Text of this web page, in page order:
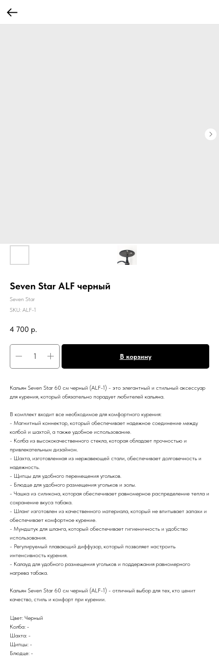
Seven Star ALF черный
Seven Star
SKU: АLF-1
4 700 р.
В корзину
Кальян Seven Star 60 см черный (ALF-1) - это элегантный и стильный аксессуар
для курения, который обязательно порадует любителей кальяна.
В комплект входит все необходимое для комфортного курения:
- Магнитный коннектор, который обеспечивает надежное соединение между
колбой и шахтой, а также удобное использование.
- Колба из высококачественного стекла, которая обладает прочностью и
привлекательным дизайном.
- Шахта, изготовленная из нержавеющей стали, обеспечивает долговечность и
надежность.
- Щипцы для удобного перемещения угольков.
- Блюдце для удобного размещения угольков и золы.
- Чашка из силикона, которая обеспечивает равномерное распределение тепла и
сохранение вкуса табака.
- Шланг изготовлен из качественного материала, который не впитывает запахи и
обеспечивает комфортное курение.
- Мундштук для шланга, который обеспечивает гигиеничность и удобство
использования.
- Регулируемый плавающий диффузор, который позволяет настроить
интенсивность курения.
- Калауд для удобного размещения угольков и поддержания равномерного
нагрева табака.
Кальян Seven Star 60 см черный (ALF-1) - отличный выбор для тех, кто ценит
качество, стиль и комфорт при курении.
Цвет: Черный
Колба: -
Шахта: -
Щипцы: -
Блюдце: -